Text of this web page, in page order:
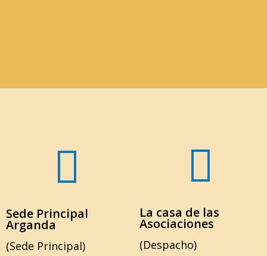

Sede Principal
Arganda
(Sede Principal)

La casa de las
Asociaciones
(Despacho)